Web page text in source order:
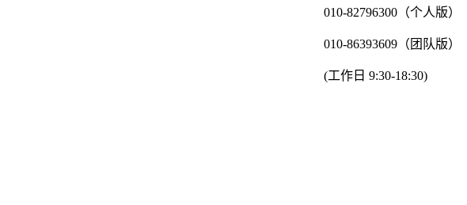
010-82796300（个人版）
010-86393609（团队版）
(工作日 9:30-18:30)